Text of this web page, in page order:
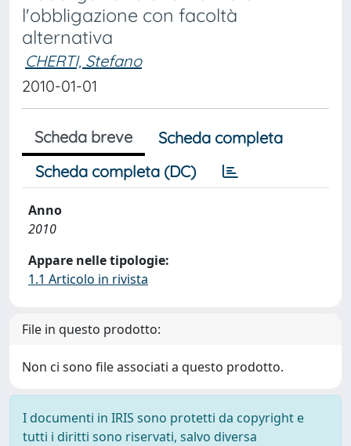
l'obbligazione con facoltà
alternativa
CHERTI, Stefano
2010-01-01
Scheda breve
Scheda completa
Scheda completa (DC)
Anno
2010
Appare nelle tipologie:
1.1 Articolo in rivista
File in questo prodotto:
Non ci sono file associati a questo prodotto.
I documenti in IRIS sono protetti da copyright e
tutti i diritti sono riservati, salvo diversa